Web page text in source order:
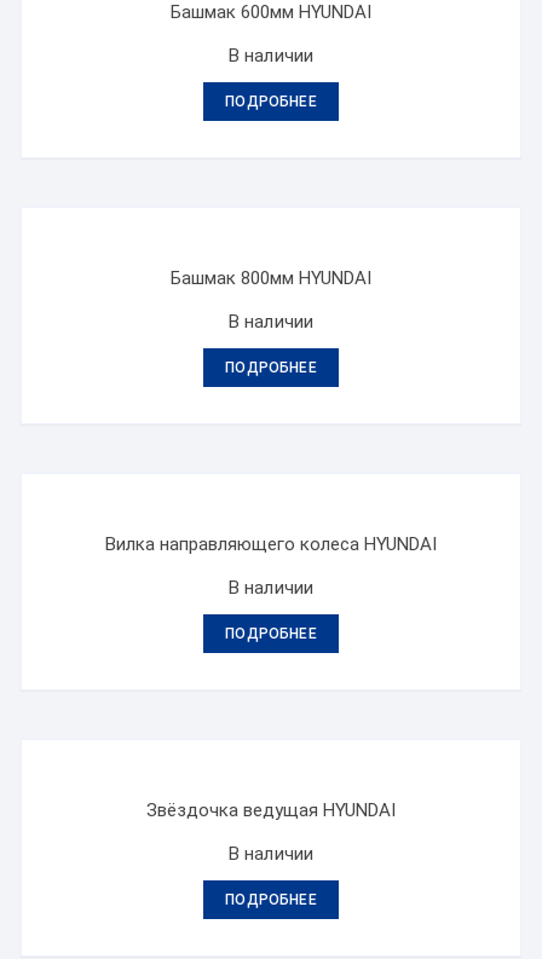
Башмак 600мм HYUNDAI
В наличии
ПОДРОБНЕЕ
Башмак 800мм HYUNDAI
В наличии
ПОДРОБНЕЕ
Вилка направляющего колеса HYUNDAI
В наличии
ПОДРОБНЕЕ
Звёздочка ведущая HYUNDAI
В наличии
ПОДРОБНЕЕ